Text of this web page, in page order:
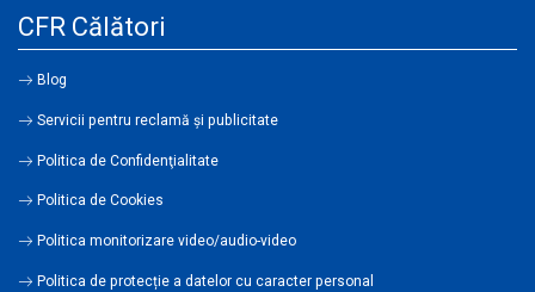
CFR Călători
Blog
Servicii pentru reclamă și publicitate
Politica de Confidenţialitate
Politica de Cookies
Politica monitorizare video/audio-video
Politica de protecție a datelor cu caracter personal